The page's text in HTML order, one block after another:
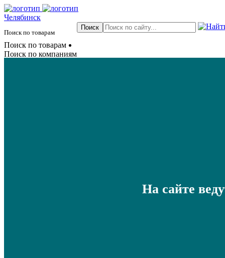
Челябинск
Поиск по товарам
Поиск по товарам
Поиск по компаниям
На сайте